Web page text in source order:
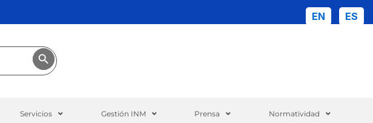
Botón de búsqueda
Servicios Gestión INM Prensa Normatividad
EN ES